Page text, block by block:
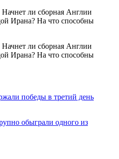
победы в третий день
обыграли одного из